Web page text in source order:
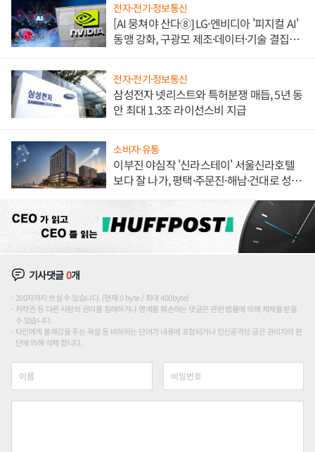
전자·전기·정보통신
[AI 뭉쳐야 산다⑧] LG·엔비디아 '피지컬 AI'
동맹 강화, 구광모 제조·데이터·기술 결집
전자·전기·정보통신
삼성전자 넷리스트와 특허분쟁 매듭, 5년 동
안 최대 1.3조 라이선스비 지급
소비자·유통
이부진 야심작 '신라스테이' 서울신라호텔
보다 잘 나가, 평택·주문진·해남·건대로 성
기사댓글0개
200자까지 쓰실 수 있습니다. (현재 0 byte / 최대 400byte)
저작권 등 다른 사람의 권리를 침해하거나 명예를 훼손하는 댓글은 관련 법률에 의해 제재를 받을
수 있습니다.
타인에게 불쾌감을 주는 욕설 등 비하하는 단어가 내용에 포함되거나 인신공격성 글은 관리자의 판
단에 의해 삭제 합니다.